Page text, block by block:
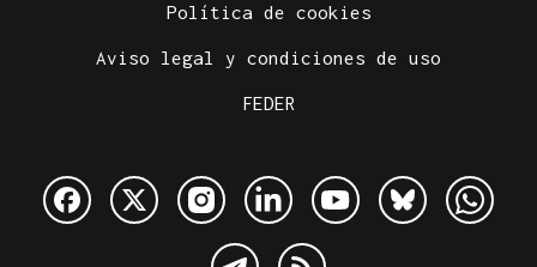
Política de cookies
Aviso legal y condiciones de uso
FEDER